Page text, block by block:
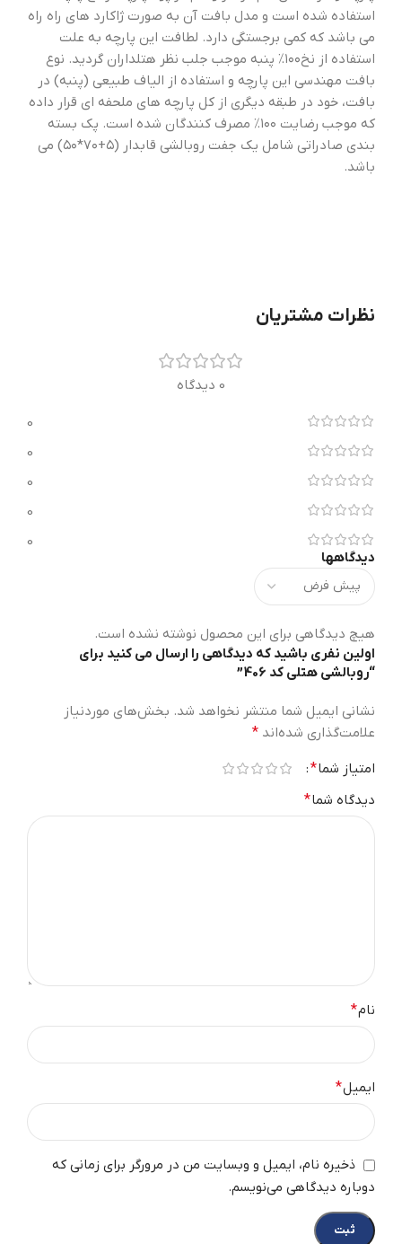
استفاده شده است و مدل بافت آن به صورت ژاکارد های راه راه
می باشد که کمی برجستگی دارد. لطافت این پارچه به علت
استفاده از نخ۱۰۰‎٪ پنبه موجب جلب نظر هتلداران گردید. نوع
بافت مهندسی این پارچه و استفاده از الیاف طبیعی (پنبه) در
بافت، خود در طبقه دیگری از کل پارچه های ملحفه ای قرار داده
که موجب رضایت ۱۰۰‎٪ مصرف کنندگان شده است. پک بسته
بندی صادراتی شامل یک جفت روبالشی قابدار (۵+۷۰*۵۰) می
باشد.
نظرات مشتریان
0 دیدگاه
0
0
0
0
0
دیدگاهها
هیچ دیدگاهی برای این محصول نوشته نشده است.
اولین نفری باشید که دیدگاهی را ارسال می کنید برای
“روبالشی هتلی کد 406”
نشانی ایمیل شما منتشر نخواهد شد. بخش‌های موردنیاز
علامت‌گذاری شده‌اند *
امتیاز شما*
دیدگاه شما*
نام*
ایمیل*
ذخیره نام، ایمیل و وبسایت من در مرورگر برای زمانی که
دوباره دیدگاهی می‌نویسم.